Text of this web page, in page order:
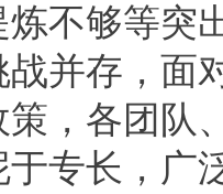
不够等突
并存，面
，各团队
专长，广